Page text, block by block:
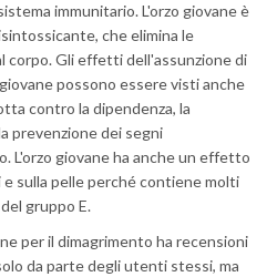
immunitario. L'orzo giovane è
che elimina le
corpo. Gli effetti dell'assunzione di
possono essere visti anche
contro la dipendenza, la
prevenzione dei segni
L'orzo giovane ha anche un effetto
sulla pelle perché contiene molti
gruppo E.
per il dimagrimento ha recensioni
da parte degli utenti stessi, ma